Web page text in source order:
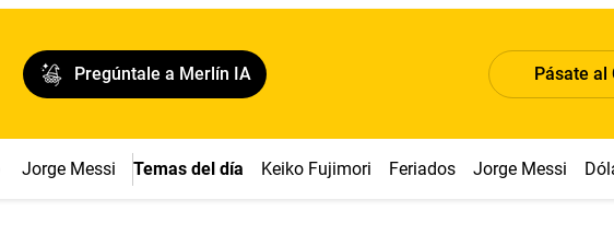
Pregúntale a Merlín IA Pásate al
Jorge Messi Temas del día Keiko Fujimori Feriados Jorge Messi